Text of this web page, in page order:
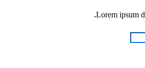
Lorem ipsum